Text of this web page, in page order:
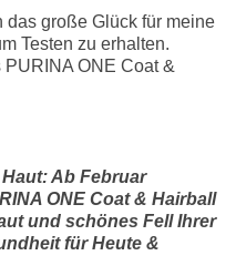
das große Glück für meine
Testen zu erhalten.
ONE Coat &
Ab Februar
ONE Coat & Hairball
und schönes Fell Ihrer
für Heute &